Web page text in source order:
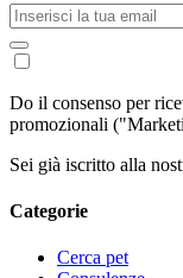
Do il consenso per
promozionali
Sei già iscritto alla
Categorie
Cerca pet